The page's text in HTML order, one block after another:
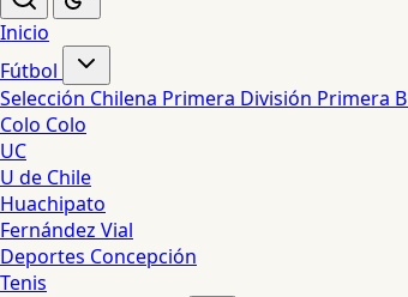
Inicio
Fútbol
Selección Chilena Primera División Primera B
Colo Colo
UC
U de Chile
Huachipato
Fernández Vial
Deportes Concepción
Tenis